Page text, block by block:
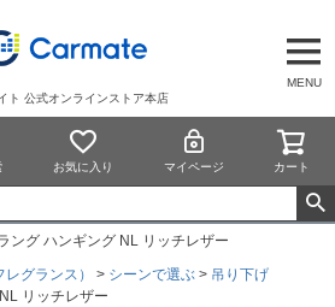
MENU
ト 公式オンラインストア本店
お気に入り マイページ カート
ング ハンギング NL リッチレザー
グランス） シーンで選ぶ
吊り下げ
リッチレザー